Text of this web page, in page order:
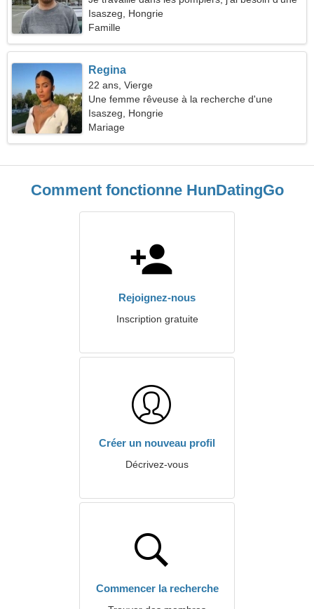
femme spectaculaire
Isaszeg, Hongrie
Famille
Regina
22 ans, Vierge
Une femme rêveuse à la recherche d'une
relation sérieuse
Isaszeg, Hongrie
Mariage
Comment fonctionne HunDatingGo
Rejoignez-nous
Inscription gratuite
Créer un nouveau profil
Décrivez-vous
Commencer la recherche